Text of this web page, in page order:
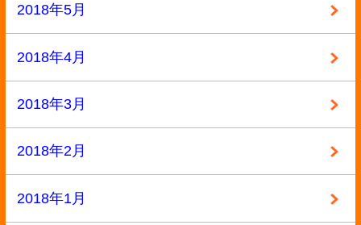
2016年10月
2016年7月
2016年6月
2016年5月
2016年4月